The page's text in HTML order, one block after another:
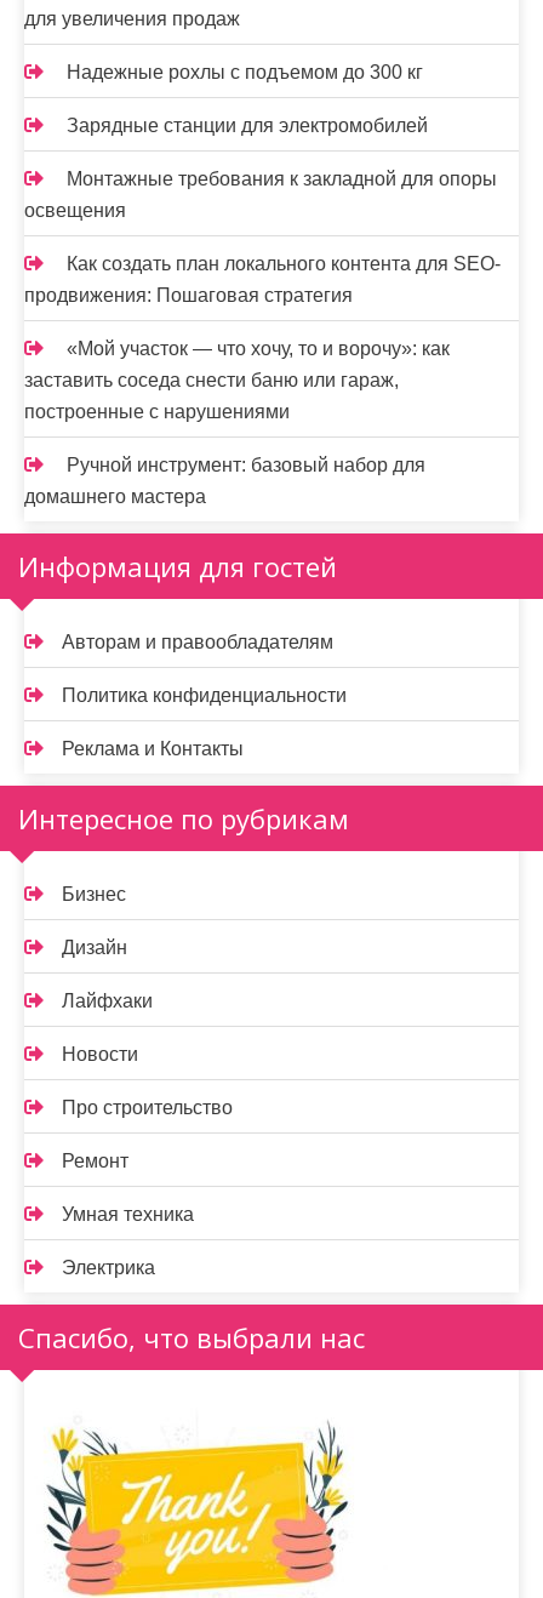
для увеличения продаж
Надежные рохлы с подъемом до 300 кг
Зарядные станции для электромобилей
Монтажные требования к закладной для опоры
освещения
Как создать план локального контента для SEO-
продвижения: Пошаговая стратегия
«Мой участок — что хочу, то и ворочу»: как
заставить соседа снести баню или гараж,
построенные с нарушениями
Ручной инструмент: базовый набор для
домашнего мастера
Информация для гостей
Авторам и правообладателям
Политика конфиденциальности
Реклама и Контакты
Интересное по рубрикам
Бизнес
Дизайн
Лайфхаки
Новости
Про строительство
Ремонт
Умная техника
Электрика
Спасибо, что выбрали нас